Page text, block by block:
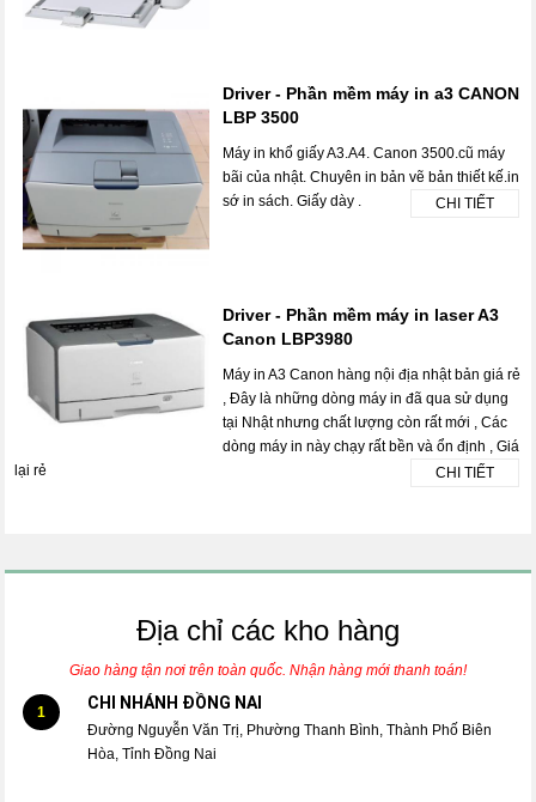
Driver - Phần mềm máy in a3 CANON
LBP 3500
Máy in khổ giấy A3.A4. Canon 3500.cũ máy
bãi của nhật. Chuyên in bản vẽ bản thiết kế.in
sớ in sách. Giấy dày .
CHI TIẾT
Driver - Phần mềm máy in laser A3
Canon LBP3980
Máy in A3 Canon hàng nội địa nhật bản giá rẻ
, Đây là những dòng máy in đã qua sử dụng
tại Nhật nhưng chất lượng còn rất mới , Các
dòng máy in này chạy rất bền và ổn định , Giá
lại rẻ
CHI TIẾT
Địa chỉ các kho hàng
Giao hàng tận nơi trên toàn quốc. Nhận hàng mới thanh toán!
1 CHI NHÁNH ĐỒNG NAI
Đường Nguyễn Văn Trị, Phường Thanh Bình, Thành Phố Biên
Hòa, Tỉnh Đồng Nai